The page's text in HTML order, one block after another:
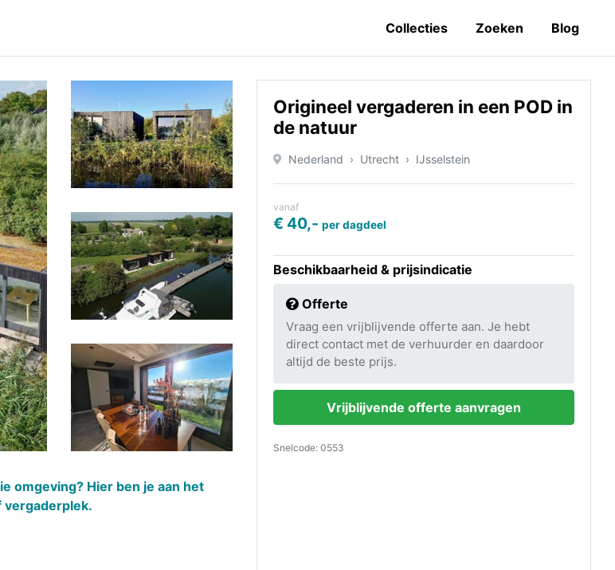
Collecties Zoeken Blog
omgeving? Hier ben je aan het
vergaderplek.
Origineel vergaderen in een POD in
de natuur
Nederland Utrecht IJsselstein
vanaf
€ 40,- per dagdeel
Beschikbaarheid & prijsindicatie
Offerte
Vraag een vrijblijvende offerte aan. Je hebt
direct contact met de verhuurder en daardoor
altijd de beste prijs.
Vrijblijvende offerte aanvragen
Snelcode: 0553